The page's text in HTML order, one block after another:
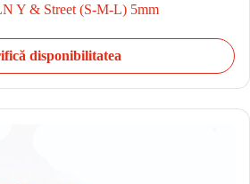
Y & Street (S-M-L) 5mm
disponibilitatea